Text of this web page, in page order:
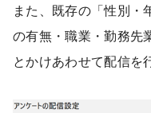
また、既存の「性別・
の有無・職業・勤務先
とかけあわせて配信を